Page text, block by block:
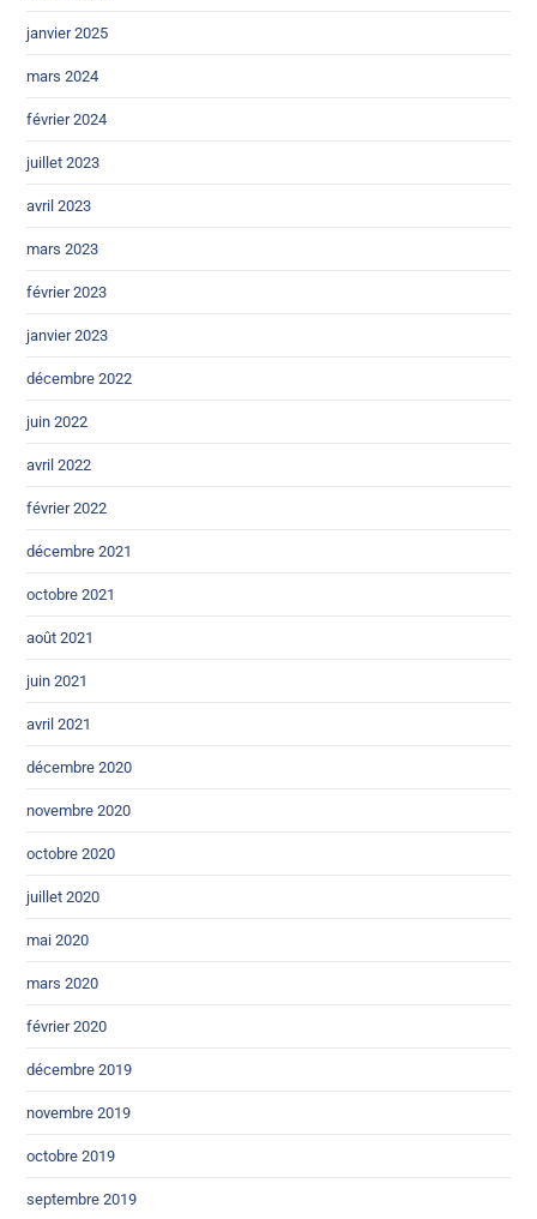
janvier 2025
mars 2024
février 2024
juillet 2023
avril 2023
mars 2023
février 2023
janvier 2023
décembre 2022
juin 2022
avril 2022
février 2022
décembre 2021
octobre 2021
août 2021
juin 2021
avril 2021
décembre 2020
novembre 2020
octobre 2020
juillet 2020
mai 2020
mars 2020
février 2020
décembre 2019
novembre 2019
octobre 2019
septembre 2019